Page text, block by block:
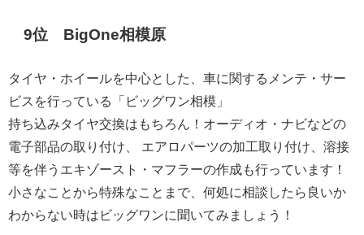
9位 BigOne相模原
タイヤ・ホイールを中心とした、車に関するメンテ・サー
ビスを行っている「ビッグワン相模」
持ち込みタイヤ交換はもちろん！オーディオ・ナビなどの
電子部品の取り付け、 エアロパーツの加工取り付け、溶接
等を伴うエキゾースト・マフラーの作成も行っています！
小さなことから特殊なことまで、何処に相談したら良いか
わからない時はビッグワンに聞いてみましょう！